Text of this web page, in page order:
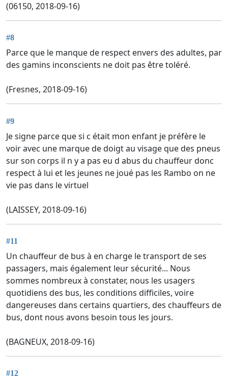
(06150, 2018-09-16)
#8
Parce que le manque de respect envers des adultes, par
des gamins inconscients ne doit pas être toléré.
(Fresnes, 2018-09-16)
#9
Je signe parce que si c était mon enfant je préfère le
voir avec une marque de doigt au visage que des pneus
sur son corps il n y a pas eu d abus du chauffeur donc
respect à lui et les jeunes ne joué pas les Rambo on ne
vie pas dans le virtuel
(LAISSEY, 2018-09-16)
#11
Un chauffeur de bus à en charge le transport de ses
passagers, mais également leur sécurité... Nous
sommes nombreux à constater, nous les usagers
quotidiens des bus, les conditions difficiles, voire
dangereuses dans certains quartiers, des chauffeurs de
bus, dont nous avons besoin tous les jours.
(BAGNEUX, 2018-09-16)
#12